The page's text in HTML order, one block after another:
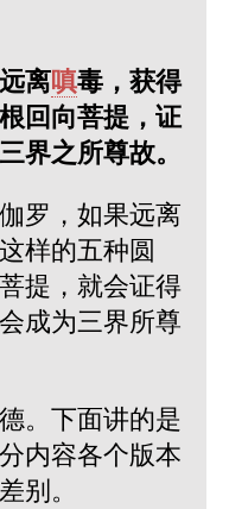
离嗔毒，获得
回向菩提，证
界之所尊故。
罗，如果远离
样的五种圆
提，就会证得
成为三界所尊
。下面讲的是
内容各个版本
别。